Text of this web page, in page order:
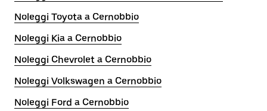
Noleggi Toyota a Cernobbio
Noleggi Kia a Cernobbio
Noleggi Chevrolet a Cernobbio
Noleggi Volkswagen a Cernobbio
Noleggi Ford a Cernobbio